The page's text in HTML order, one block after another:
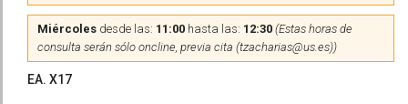
Miércoles desde las: 11:00 hasta las: 12:30 (Estas horas de
consulta serán sólo oncline, previa cita (tzacharias@us.es))
EA. X17